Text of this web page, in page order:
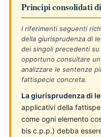
Principi consolidati
I riferimenti seguenti
della giurisprudenza di
dei singoli precedenti
opportuno consultare
analizzare le sentenze
fattispecie concreta.
La giurisprudenza di
applicativi della
come ogni elemento
bis c.p.p.) debba